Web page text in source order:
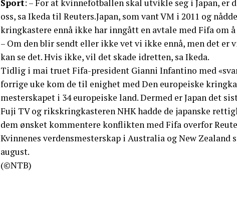
Sport: – For at kvinnefotballen skal utvikle seg i Japan,
oss, sa Ikeda til Reuters.Japan, som vant VM i 2011 og
kringkastere ennå ikke har inngått en avtale med Fifa om
– Om den blir sendt eller ikke vet vi ikke ennå, men det
kan se det. Hvis ikke, vil det skade idretten, sa Ikeda.
Tidlig i mai truet Fifa-president Gianni Infantino med
forrige uke kom de til enighet med Den europeiske
mesterskapet i 34 europeiske land. Dermed er Japan det
Fuji TV og rikskringkasteren NHK hadde de japanske
dem ønsket kommentere konflikten med Fifa overfor
Kvinnenes verdensmesterskap i Australia og New
august.
(©NTB)